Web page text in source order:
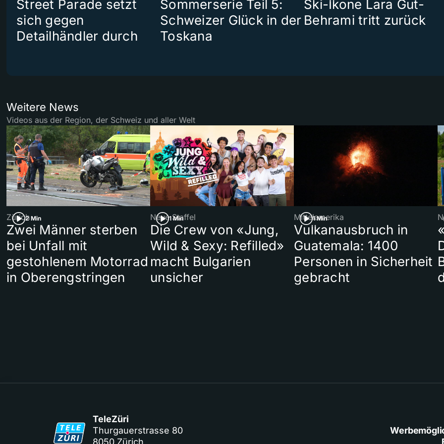
Street Parade setzt
sich gegen
Detailhändler durch
Sommerserie Teil 5:
Schweizer Glück in der
Toskana
Ski-Ikone Lara Gut-
Behrami tritt zurück
Weitere News
Videos aus der Region, der Schweiz und aller Welt
2 Min
Zürich
Zwei Männer sterben
bei Unfall mit
gestohlenem Motorrad
in Oberengstringen
1 Min
Neue Staffel
Die Crew von «Jung,
Wild & Sexy: Refilled»
macht Bulgarien
unsicher
1 Min
Mittelamerika
Vulkanausbruch in
Guatemala: 1400
Personen in Sicherheit
gebracht
TeleZüri
Thurgauerstrasse 80
8050 Zürich